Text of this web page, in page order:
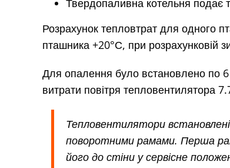
Твердопаливна котельня подає
Розрахунок тепловтрат для одного
пташника +20°С, при розрахунковій
Для опалення було встановлено по
витрати повітря тепловентилятора
Тепловентилятори
поворотними рамами. Перша
його до стіни у сервісне